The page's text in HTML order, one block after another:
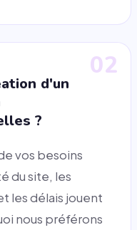
02
d'un
?
vos besoins
du site, les
les délais jouent
nous préférons